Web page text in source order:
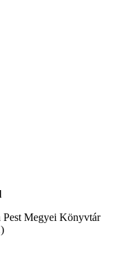
Pest Megyei Könyvtár